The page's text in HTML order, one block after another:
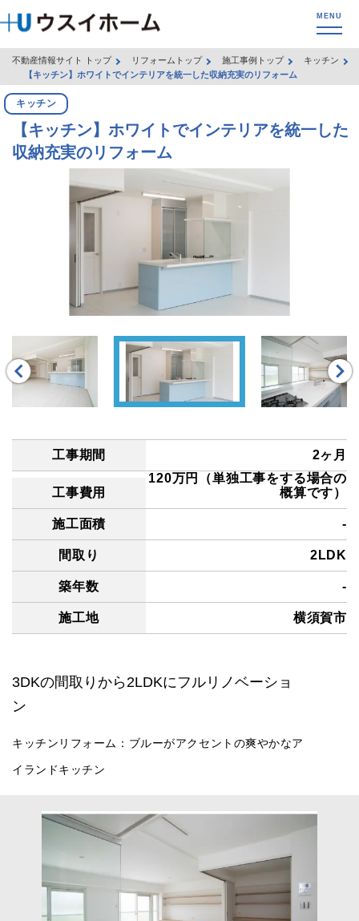
不動産情報サイト トップ リフォームトップ 施工事例トップ
キッチン
【キッチン】ホワイトでインテリアを統一した収納充実のリフォーム
キッチン
【キッチン】ホワイトでインテリアを統一した
収納充実のリフォーム
工事期間 2ヶ月
工事費用
120万円（単独工事をする場合の
概算です）
施工面積 -
間取り 2LDK
築年数 -
施工地 横須賀市
3DKの間取りから2LDKにフルリノベーショ
ン
キッチンリフォーム：ブルーがアクセントの爽やかなア
イランドキッチン